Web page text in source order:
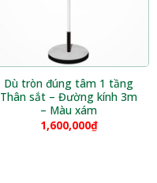
Dù tròn đúng tâm 1 tầng
Thân sắt – Đường kính 3m
– Màu xám
1,600,000₫